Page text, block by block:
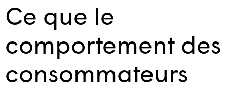
Ce que le
comportement des
consommateurs